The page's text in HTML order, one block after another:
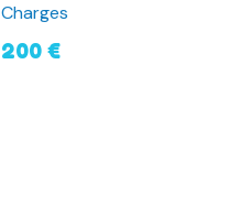
Charges
200 €